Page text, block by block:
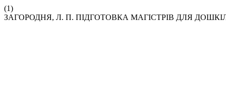
(1)
ЗАГОРОДНЯ, Л. П. ПІДГОТОВКА МАГІСТРІВ ДЛЯ